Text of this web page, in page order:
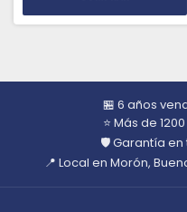
🏪 6 años
⭐ Más de
🛡️ Garantía
📍 Local en Morón,